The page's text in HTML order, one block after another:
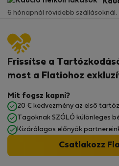
6 hónapnál rövidebb szállásoknál.
Frissítse a
most a Flatiohoz
Mit fogsz kapni?
20 € kedvezmény az első
Tagoknak SZÓLÓ különleges
Kizárólagos előnyök
Csatlakozz